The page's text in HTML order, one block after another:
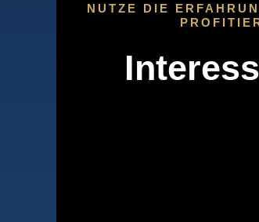
NUTZE DIE